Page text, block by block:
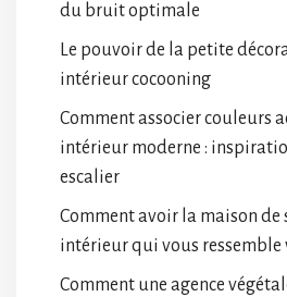
du bruit optimale
Le pouvoir de la petite
intérieur cocooning
Comment associer couleurs
intérieur moderne :
escalier
Comment avoir la maison de
intérieur qui vous
Comment une agence